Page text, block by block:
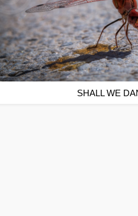
SHALL WE